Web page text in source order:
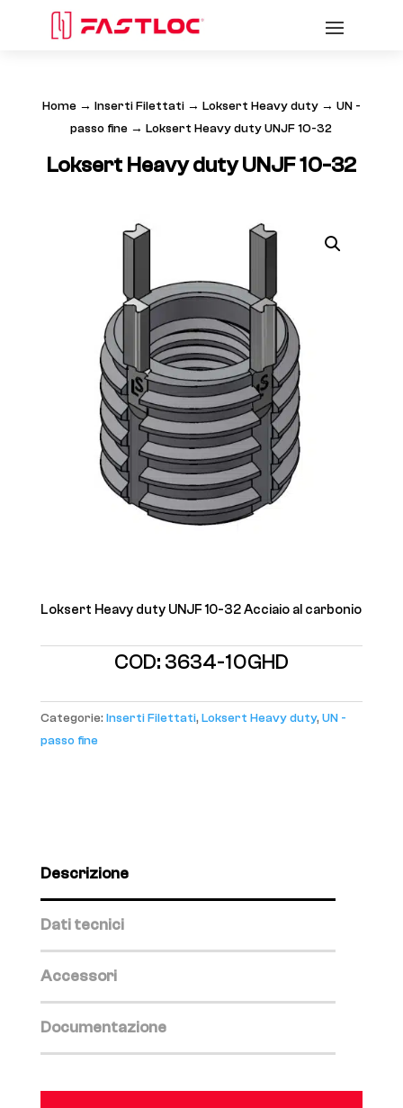
Home→ Inserti Filettati→ Loksert Heavy duty→ UN -
passo fine → Loksert Heavy duty UNJF 10-32
Loksert Heavy duty UNJF 10-32
Loksert Heavy duty UNJF 10-32 Acciaio al carbonio
COD: 3634-10GHD
Categorie: Inserti Filettati, Loksert Heavy duty, UN -
passo fine
Descrizione
Dati tecnici
Accessori
Documentazione